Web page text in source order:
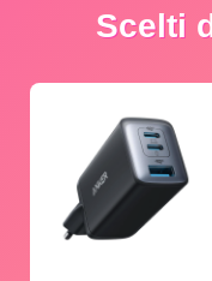
Scelti